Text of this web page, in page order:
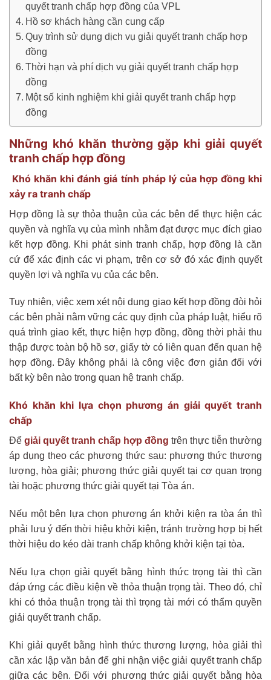
quyết tranh chấp hợp đồng của VPL
Hồ sơ khách hàng cần cung cấp
Quy trình sử dụng dịch vụ giải quyết tranh chấp hợp
đồng
Thời hạn và phí dịch vụ giải quyết tranh chấp hợp
đồng
Một số kinh nghiệm khi giải quyết tranh chấp hợp
đồng
Những khó khăn thường gặp khi giải quyết
tranh chấp hợp đồng
Khó khăn khi đánh giá tính pháp lý của hợp đồng khi
xảy ra tranh chấp
Hợp đồng là sự thỏa thuận của các bên để thực hiện các
quyền và nghĩa vụ của mình nhằm đạt được mục đích giao
kết hợp đồng. Khi phát sinh tranh chấp, hợp đồng là căn
cứ để xác định các vi phạm, trên cơ sở đó xác định quyết
quyền lợi và nghĩa vụ của các bên.
Tuy nhiên, việc xem xét nội dung giao kết hợp đồng đòi hỏi
các bên phải nằm vững các quy định của pháp luật, hiểu rõ
quá trình giao kết, thực hiện hợp đồng, đồng thời phải thu
thập được toàn bộ hồ sơ, giấy tờ có liên quan đến quan hệ
hợp đồng. Đây không phải là công việc đơn giản đối với
bất kỳ bên nào trong quan hệ tranh chấp.
Khó khăn khi lựa chọn phương án giải quyết tranh
chấp
Để giải quyết tranh chấp hợp đồng trên thực tiễn thường
áp dụng theo các phương thức sau: phương thức thương
lượng, hòa giải; phương thức giải quyết tại cơ quan trọng
tài hoặc phương thức giải quyết tại Tòa án.
Nếu một bên lựa chọn phương án khởi kiện ra tòa án thì
phải lưu ý đến thời hiệu khởi kiện, tránh trường hợp bị hết
thời hiệu do kéo dài tranh chấp không khởi kiện tại tòa.
Nếu lựa chọn giải quyết bằng hình thức trọng tài thì cần
đáp ứng các điều kiện về thỏa thuận trọng tài. Theo đó, chỉ
khi có thỏa thuận trọng tài thì trọng tài mới có thẩm quyền
giải quyết tranh chấp.
Khi giải quyết bằng hình thức thương lượng, hòa giải thì
cần xác lập văn bản để ghi nhận việc giải quyết tranh chấp
giữa các bên. Đối với phương thức giải quyết bằng hòa